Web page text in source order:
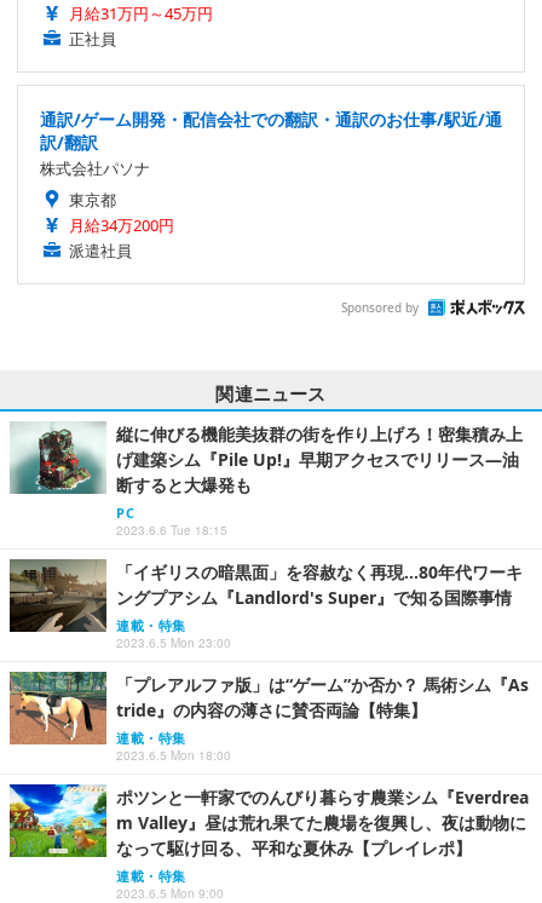
月給31万円～45万円
正社員
通訳/ゲーム開発・配信会社での翻訳・通訳のお仕事/駅近/通
訳/翻訳
株式会社パソナ
東京都
月給34万200円
派遣社員
Sponsored by
関連ニュース
縦に伸びる機能美抜群の街を作り上げろ！密集積み上
げ建築シム『Pile Up!』早期アクセスでリリース―油
断すると大爆発も
PC
2023.6.6 Tue 18:15
「イギリスの暗黒面」を容赦なく再現…80年代ワーキ
ングプアシム『Landlord's Super』で知る国際事情
連載・特集
2023.6.5 Mon 23:00
「プレアルファ版」は“ゲーム”か否か？ 馬術シム『As
tride』の内容の薄さに賛否両論【特集】
連載・特集
2023.6.5 Mon 18:00
ポツンと一軒家でのんびり暮らす農業シム『Everdrea
m Valley』昼は荒れ果てた農場を復興し、夜は動物に
なって駆け回る、平和な夏休み【プレイレポ】
連載・特集
2023.6.5 Mon 9:00